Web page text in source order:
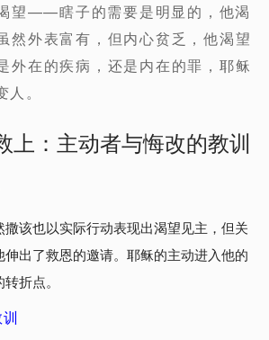
望——瞎子的需要是明显的，他渴
然外表富有，但内心贫乏，他渴望
外在的疾病，还是内在的罪，耶稣
。
上：主动者与悔改的教训
该也以实际行动表现出渴望见主，但关
出了救恩的邀请。耶稣的主动进入他的
折点。